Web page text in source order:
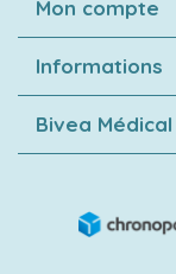
Mon compte
Informations
Bivea Médical